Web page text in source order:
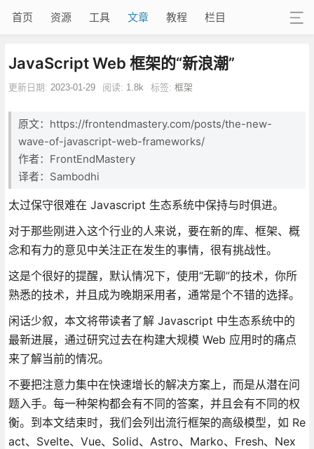
首页 资源 工具 文章 教程 栏目
JavaScript Web 框架的“新浪潮”
更新日期: 2023-01-29 阅读: 1.8k 标签: 框架
原文：https://frontendmastery.com/posts/the-new-
wave-of-javascript-web-frameworks/
作者：FrontEndMastery
译者：Sambodhi
太过保守很难在 Javascript 生态系统中保持与时俱进。
对于那些刚进入这个行业的人来说，要在新的库、框架、概
念和有力的意见中关注正在发生的事情，很有挑战性。
这是个很好的提醒，默认情况下，使用“无聊”的技术，你所
熟悉的技术，并且成为晚期采用者，通常是个不错的选择。
闲话少叙，本文将带读者了解 Javascript 中生态系统中的
最新进展，通过研究过去在构建大规模 Web 应用时的痛点
来了解当前的情况。
不要把注意力集中在快速增长的解决方案上，而是从潜在问
题入手。每一种架构都会有不同的答案，并且会有不同的权
衡。到本文结束时，我们会列出流行框架的高级模型，如 Re
act、Svelte、Vue、Solid、Astro、Marko、Fresh、Nex